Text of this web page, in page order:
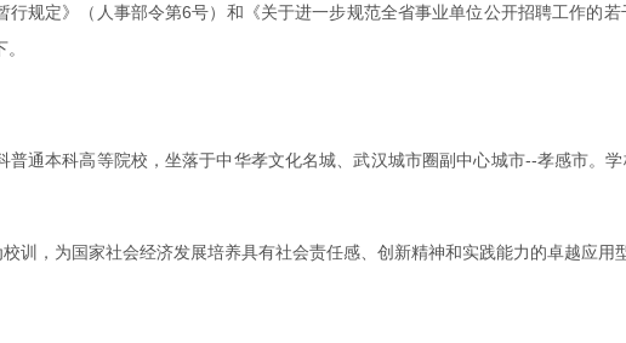
行规定》（人事部令第6号）和《关于进一步规范全省事业单位公开招聘工作的
普通本科高等院校，坐落于中华孝文化名城、武汉城市圈副中心城市--孝感市
训，为国家社会经济发展培养具有社会责任感、创新精神和实践能力的卓越应用